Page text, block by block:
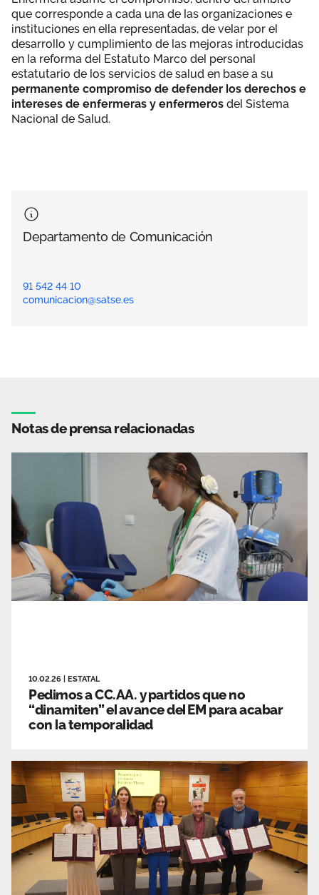
que corresponde a cada una de las organizaciones e
instituciones en ella representadas, de velar por el
desarrollo y cumplimiento de las mejoras introducidas
en la reforma del Estatuto Marco del personal
estatutario de los servicios de salud en base a su
permanente compromiso de defender los derechos e
intereses de enfermeras y enfermeros del Sistema
Nacional de Salud.
Departamento de Comunicación
91 542 44 10
comunicacion@satse.es
Notas de prensa relacionadas
10.02.26 ESTATAL
Pedimos a CC.AA. y partidos que no
“dinamiten” el avance del EM para acabar
con la temporalidad